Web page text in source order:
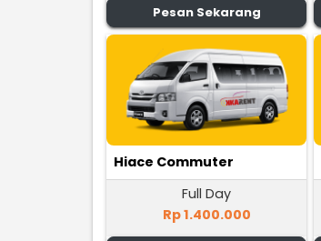
Pesan Sekarang
Hiace Commuter
Full Day
Rp 1.400.000